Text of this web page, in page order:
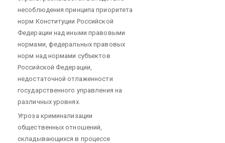
несоблюдения принципа приоритета
норм Конституции Российской
Федерации над иными правовыми
нормами, федеральных правовых
норм над нормами субъектов
Российской Федерации,
недостаточной отлаженности
государственного управления на
различных уровнях.
Угроза криминализации
общественных отношений,
складывающихся в процессе